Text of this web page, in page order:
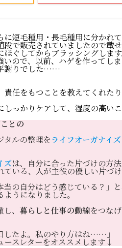
短毛種用・長毛種用に分かれて
で販売されていましたので載せ
ぐしてからブラッシングします
いので、以前、ハゲを作って
謝りでした……
任をもつことを教えてくれた
っかりケアして、湿度の高い
との
タルの整理をライフオーガナイズ
ズは、自分に合った片づけの方
いる、人が主役の優しい片づけ
当の自分はどう感じている？」
うになりました。
、 暮らしと仕事の動線をつな
したよ。私のやり方はね……」
ースレターをオススメします↓